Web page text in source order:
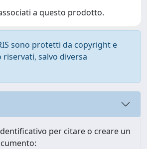
a questo prodotto.
sono protetti da copyright e
salvo diversa
per citare o creare un